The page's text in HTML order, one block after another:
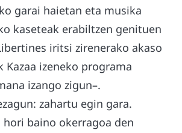
garai haietan eta musika
kaseteak erabiltzen genituen
iritsi zirenerako akaso
Kazaa izeneko programa
izango zigun–.
zahartu egin gara.
hori baino okerragoa den